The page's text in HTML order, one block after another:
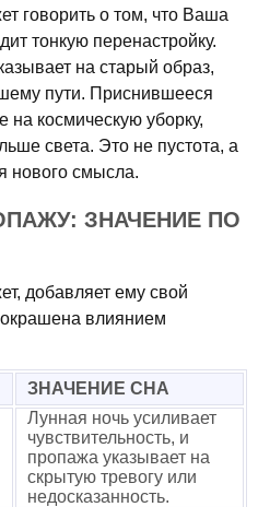
говорить о том, что Ваша
тонкую перенастройку.
на старый образ,
пути. Приснившееся
на космическую уборку,
света. Это не пустота, а
нового смысла.
ЗНАЧЕНИЕ ПО
добавляет ему свой
окрашена влиянием
ЗНАЧЕНИЕ СНА
Лунная ночь усиливает
чувствительность, и
пропажа указывает на
скрытую тревогу или
недосказанность.